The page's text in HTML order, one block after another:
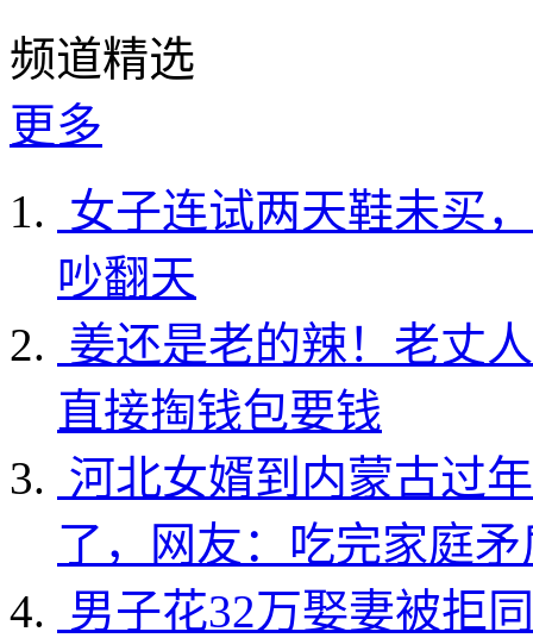
频道精选
更多
女子连试两天鞋未买
吵翻天
姜还是老的辣！老丈
直接掏钱包要钱
河北女婿到内蒙古过
了，网友：吃完家庭
男子花32万娶妻被拒